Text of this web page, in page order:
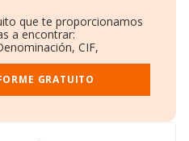
que te proporcionamos
a encontrar:
CIF,
(BORME).
y Empleados.
y Administradores.
GRATUITO